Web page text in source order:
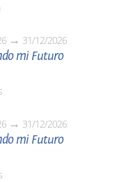
31/12/2026
mi Futuro
31/12/2026
mi Futuro